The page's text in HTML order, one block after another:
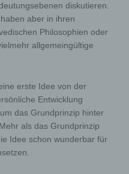
diskutieren.
aber in ihren
Philosophien oder
allgemeingültige
erste Idee von der
Entwicklung
das Grundprinzip hinter
als das Grundprinzip
Idee schon wunderbar für